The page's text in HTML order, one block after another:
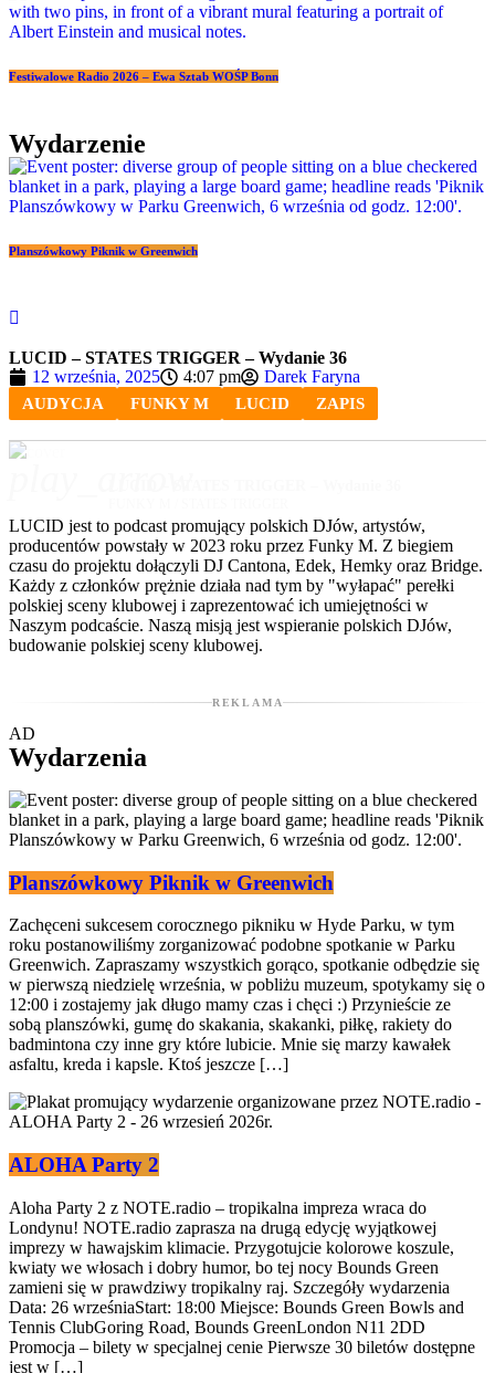
Festiwalowe Radio 2026 – Ewa Sztab WOŚP Bonn
Wydarzenie
Planszówkowy Piknik w Greenwich
LUCID – STATES TRIGGER – Wydanie 36
12 września, 2025
4:07 pm Darek Faryna
AUDYCJA FUNKY M LUCID ZAPIS
LUCID jest to podcast promujący polskich DJów, artystów,
producentów powstały w 2023 roku przez Funky M. Z biegiem
czasu do projektu dołączyli DJ Cantona, Edek, Hemky oraz Bridge.
Każdy z członków prężnie działa nad tym by "wyłapać" perełki
polskiej sceny klubowej i zaprezentować ich umiejętności w
Naszym podcaście. Naszą misją jest wspieranie polskich DJów,
budowanie polskiej sceny klubowej.
REKLAMA
AD
Wydarzenia
Planszówkowy Piknik w Greenwich
Zachęceni sukcesem corocznego pikniku w Hyde Parku, w tym
roku postanowiliśmy zorganizować podobne spotkanie w Parku
Greenwich. Zapraszamy wszystkich gorąco, spotkanie odbędzie się
w pierwszą niedzielę września, w pobliżu muzeum, spotykamy się o
12:00 i zostajemy jak długo mamy czas i chęci :) Przynieście ze
sobą planszówki, gumę do skakania, skakanki, piłkę, rakiety do
badmintona czy inne gry które lubicie. Mnie się marzy kawałek
asfaltu, kreda i kapsle. Ktoś jeszcze […]
ALOHA Party 2
Aloha Party 2 z NOTE.radio – tropikalna impreza wraca do
Londynu! NOTE.radio zaprasza na drugą edycję wyjątkowej
imprezy w hawajskim klimacie. Przygotujcie kolorowe koszule,
kwiaty we włosach i dobry humor, bo tej nocy Bounds Green
zamieni się w prawdziwy tropikalny raj. Szczegóły wydarzenia
Data: 26 wrześniaStart: 18:00 Miejsce: Bounds Green Bowls and
Tennis ClubGoring Road, Bounds GreenLondon N11 2DD
Promocja – bilety w specjalnej cenie Pierwsze 30 biletów dostępne
jest w […]